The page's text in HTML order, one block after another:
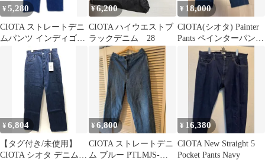
¥5,280
CIOTA ストレートデニ
ムパンツ インディゴブ
ルー PTL-27DBA
¥6,200
CIOTA ハイウエストブ
ラックデニム 28
¥ 18,000
CIOTA(シオタ) Painter
Pants ペインターパン
ツ サイズ6
¥6,804
【タグ付き/未使用】
CIOTA シオタ デニムパ
¥6,800
CIOTA ストレートデニ
ム ブルー PTLMJS-
¥ 16,380
CIOTA New Straight 5
Pocket Pants Navy